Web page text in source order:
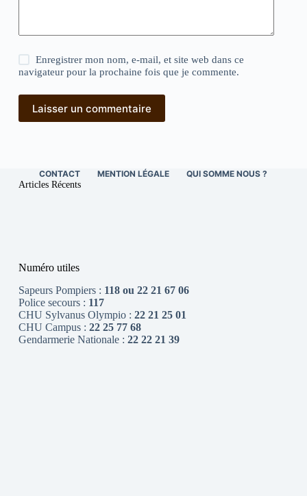
Enregistrer mon nom, e-mail, et site web dans ce
navigateur pour la prochaine fois que je commente.
Laisser un commentaire
CONTACT MENTION LÉGALE QUI SOMME NOUS ?
Articles Récents
Numéro utiles
Sapeurs Pompiers : 118 ou 22 21 67 06
Police secours : 117
CHU Sylvanus Olympio : 22 21 25 01
CHU Campus : 22 25 77 68
Gendarmerie Nationale : 22 22 21 39